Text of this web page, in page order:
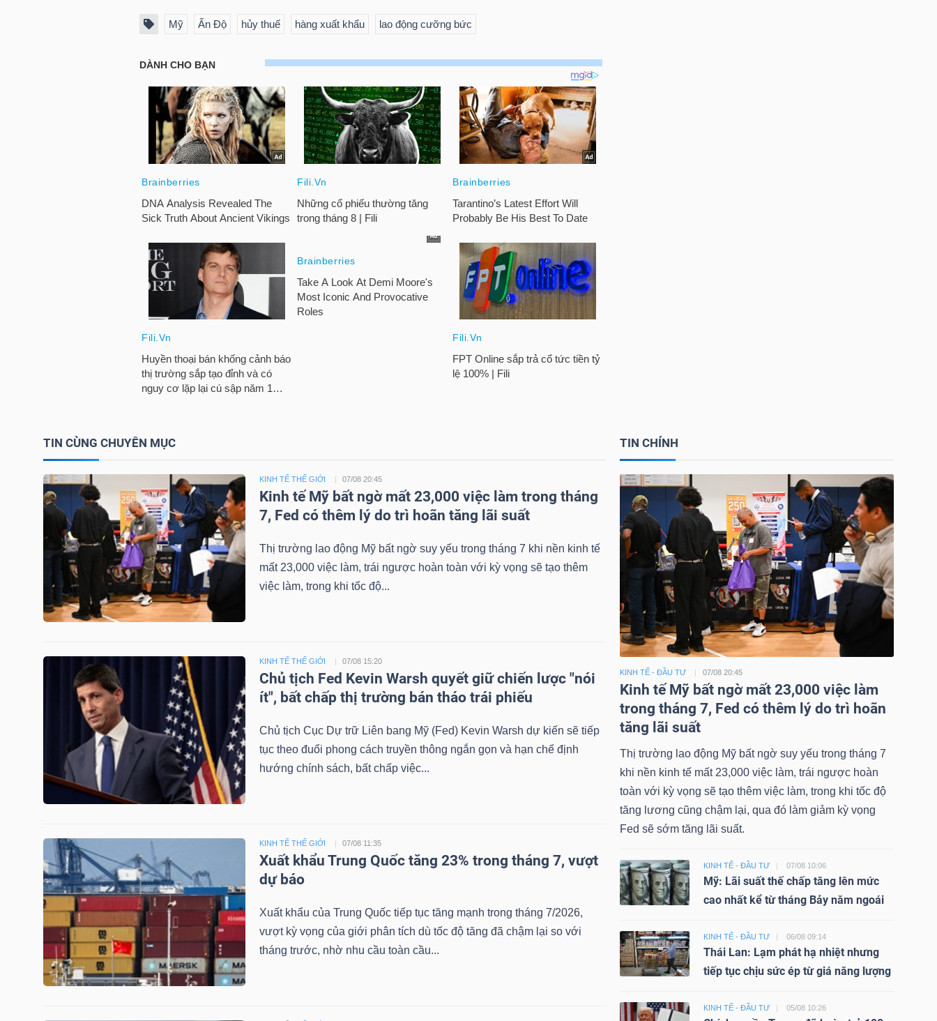
Mỹ Ấn Độ hủy thuế hàng xuất khẩu lao động cưỡng bức
TIN CÙNG CHUYÊN MỤC
KINH TẾ THẾ GIỚI 07/08 20:45
Kinh tế Mỹ bất ngờ mất 23,000 việc làm trong tháng
7, Fed có thêm lý do trì hoãn tăng lãi suất
Thị trường lao động Mỹ bất ngờ suy yếu trong tháng 7 khi nền kinh tế
mất 23,000 việc làm, trái ngược hoàn toàn với kỳ vọng sẽ tạo thêm
việc làm, trong khi tốc độ...
KINH TẾ THẾ GIỚI 07/08 15:20
Chủ tịch Fed Kevin Warsh quyết giữ chiến lược "nói
ít", bất chấp thị trường bán tháo trái phiếu
Chủ tịch Cục Dự trữ Liên bang Mỹ (Fed) Kevin Warsh dự kiến sẽ tiếp
tục theo đuổi phong cách truyền thông ngắn gọn và hạn chế định
hướng chính sách, bất chấp việc...
KINH TẾ THẾ GIỚI 07/08 11:35
Xuất khẩu Trung Quốc tăng 23% trong tháng 7, vượt
dự báo
Xuất khẩu của Trung Quốc tiếp tục tăng mạnh trong tháng 7/2026,
vượt kỳ vọng của giới phân tích dù tốc độ tăng đã chậm lại so với
tháng trước, nhờ nhu cầu toàn cầu...
TIN CHÍNH
KINH TẾ - ĐẦU TƯ 07/08 20:45
Kinh tế Mỹ bất ngờ mất 23,000 việc làm
trong tháng 7, Fed có thêm lý do trì hoãn
tăng lãi suất
Thị trường lao động Mỹ bất ngờ suy yếu trong tháng 7
khi nền kinh tế mất 23,000 việc làm, trái ngược hoàn
toàn với kỳ vọng sẽ tạo thêm việc làm, trong khi tốc độ
tăng lương cũng chậm lại, qua đó làm giảm kỳ vọng
Fed sẽ sớm tăng lãi suất.
KINH TẾ - ĐẦU TƯ 07/08 10:06
Mỹ: Lãi suất thế chấp tăng lên mức
cao nhất kể từ tháng Bảy năm ngoái
KINH TẾ - ĐẦU TƯ 06/08 09:14
Thái Lan: Lạm phát hạ nhiệt nhưng
tiếp tục chịu sức ép từ giá năng lượng
KINH TẾ - ĐẦU TƯ 05/08 10:26
Ngành
SECTOR
NĂNG
CÔNG
NGHIỆP
DÙNG
KHÔNG